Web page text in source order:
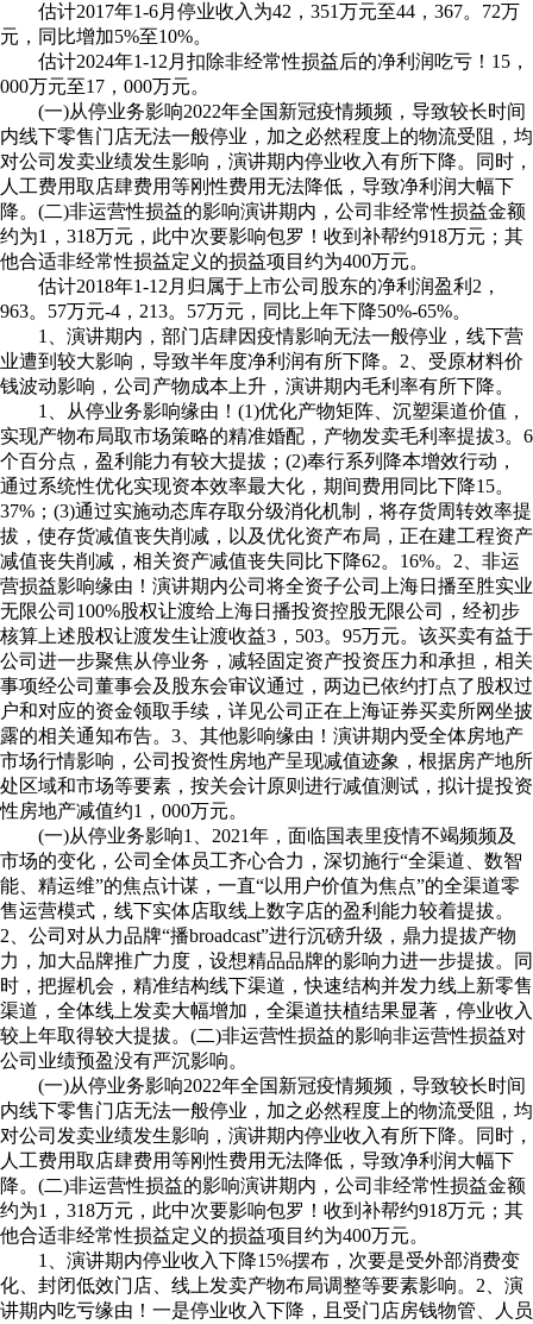
估计2017年1-6月停业收入为42，351万元至44，367。72万
元，同比增加5%至10%。
估计2024年1-12月扣除非经常性损益后的净利润吃亏！15，
000万元至17，000万元。
(一)从停业务影响2022年全国新冠疫情频频，导致较长时间
内线下零售门店无法一般停业，加之必然程度上的物流受阻，均
对公司发卖业绩发生影响，演讲期内停业收入有所下降。同时，
人工费用取店肆费用等刚性费用无法降低，导致净利润大幅下
降。(二)非运营性损益的影响演讲期内，公司非经常性损益金额
约为1，318万元，此中次要影响包罗！收到补帮约918万元；其
他合适非经常性损益定义的损益项目约为400万元。
估计2018年1-12月归属于上市公司股东的净利润盈利2，
963。57万元-4，213。57万元，同比上年下降50%-65%。
1、演讲期内，部门店肆因疫情影响无法一般停业，线下营
业遭到较大影响，导致半年度净利润有所下降。2、受原材料价
钱波动影响，公司产物成本上升，演讲期内毛利率有所下降。
1、从停业务影响缘由！(1)优化产物矩阵、沉塑渠道价值，
实现产物布局取市场策略的精准婚配，产物发卖毛利率提拔3。6
个百分点，盈利能力有较大提拔；(2)奉行系列降本增效行动，
通过系统性优化实现资本效率最大化，期间费用同比下降15。
37%；(3)通过实施动态库存取分级消化机制，将存货周转效率提
拔，使存货减值丧失削减，以及优化资产布局，正在建工程资产
减值丧失削减，相关资产减值丧失同比下降62。16%。2、非运
营损益影响缘由！演讲期内公司将全资子公司上海日播至胜实业
无限公司100%股权让渡给上海日播投资控股无限公司，经初步
核算上述股权让渡发生让渡收益3，503。95万元。该买卖有益于
公司进一步聚焦从停业务，减轻固定资产投资压力和承担，相关
事项经公司董事会及股东会审议通过，两边已依约打点了股权过
户和对应的资金领取手续，详见公司正在上海证券买卖所网坐披
露的相关通知布告。3、其他影响缘由！演讲期内受全体房地产
市场行情影响，公司投资性房地产呈现减值迹象，根据房产地所
处区域和市场等要素，按关会计原则进行减值测试，拟计提投资
性房地产减值约1，000万元。
(一)从停业务影响1、2021年，面临国表里疫情不竭频频及
市场的变化，公司全体员工齐心合力，深切施行“全渠道、数智
能、精运维”的焦点计谋，一直“以用户价值为焦点”的全渠道零
售运营模式，线下实体店取线上数字店的盈利能力较着提拔。
2、公司对从力品牌“播broadcast”进行沉磅升级，鼎力提拔产物
力，加大品牌推广力度，设想精品品牌的影响力进一步提拔。同
时，把握机会，精准结构线下渠道，快速结构并发力线上新零售
渠道，全体线上发卖大幅增加，全渠道扶植结果显著，停业收入
较上年取得较大提拔。(二)非运营性损益的影响非运营性损益对
公司业绩预盈没有严沉影响。
(一)从停业务影响2022年全国新冠疫情频频，导致较长时间
内线下零售门店无法一般停业，加之必然程度上的物流受阻，均
对公司发卖业绩发生影响，演讲期内停业收入有所下降。同时，
人工费用取店肆费用等刚性费用无法降低，导致净利润大幅下
降。(二)非运营性损益的影响演讲期内，公司非经常性损益金额
约为1，318万元，此中次要影响包罗！收到补帮约918万元；其
他合适非经常性损益定义的损益项目约为400万元。
1、演讲期内停业收入下降15%摆布，次要是受外部消费变
化、封闭低效门店、线上发卖产物布局调整等要素影响。2、演
讲期内吃亏缘由！一是停业收入下降，且受门店房钱物管、人员